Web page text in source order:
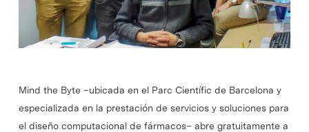
Mind the Byte –ubicada en el Parc Científic de Barcelona y
especializada en la prestación de servicios y soluciones para
el diseño computacional de fármacos– abre gratuitamente a